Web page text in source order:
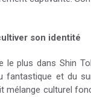
son identité
le plus dans Shin
fantastique et du
mélange culturel